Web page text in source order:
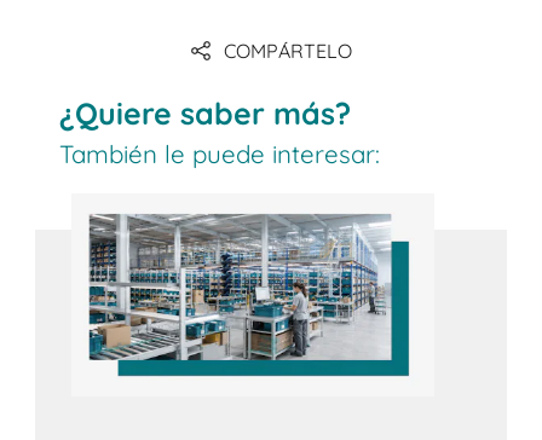
COMPÁRTELO
¿Quiere saber más?
También le puede interesar: